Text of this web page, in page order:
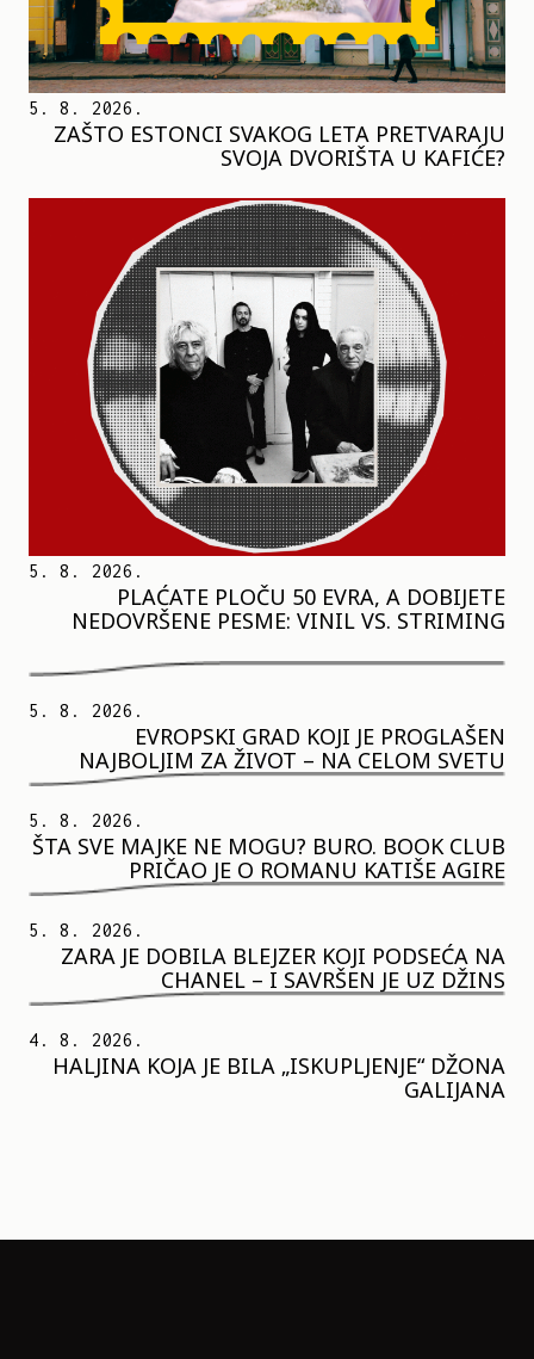
5. 8. 2026.
ZAŠTO ESTONCI SVAKOG LETA PRETVARAJU
SVOJA DVORIŠTA U KAFIĆE?
5. 8. 2026.
PLAĆATE PLOČU 50 EVRA, A DOBIJETE
NEDOVRŠENE PESME: VINIL VS. STRIMING
5. 8. 2026.
EVROPSKI GRAD KOJI JE PROGLAŠEN
NAJBOLJIM ZA ŽIVOT – NA CELOM SVETU
5. 8. 2026.
ŠTA SVE MAJKE NE MOGU? BURO. BOOK CLUB
PRIČAO JE O ROMANU KATIŠE AGIRE
5. 8. 2026.
ZARA JE DOBILA BLEJZER KOJI PODSEĆA NA
CHANEL – I SAVRŠEN JE UZ DŽINS
4. 8. 2026.
HALJINA KOJA JE BILA „ISKUPLJENJE“ DŽONA
GALIJANA